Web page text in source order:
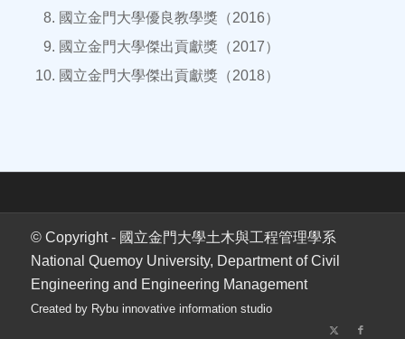
國立金門大學優良教學獎（2016）
國立金門大學傑出貢獻獎（2017）
國立金門大學傑出貢獻獎（2018）
© Copyright - 國立金門大學土木與工程管理學系
National Quemoy University, Department of Civil
Engineering and Engineering Management
Created by Rybu innovative information studio